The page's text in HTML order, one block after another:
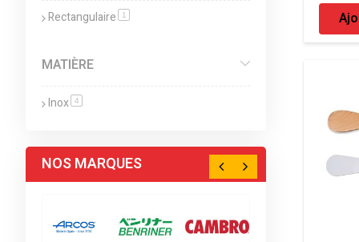
Rectangulaire 1
MATIÈRE
Inox 4article
NOS MARQUES